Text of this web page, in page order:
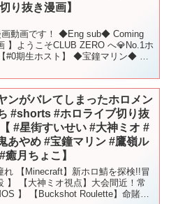
り抜き漫画】
画動画です！ ◆Eng sub◆ Coming
ようこそCLUB ZERO へ💎No.1ホ
#0期生ホスト】 ◆宝鐘マリン◆ ◆
ンがバレてしまったホロメン
#shorts #ホロライブ切り抜
#星街すいせい #大神ミオ #
あやめ #宝鐘マリン #鷹嶺ル
癒月ちょこ】
【Minecraft】新ホロ鯖を探検!!冒
】 【大神ミオ視点】大会間近！常
】 【Buckshot Roulette】命賭け